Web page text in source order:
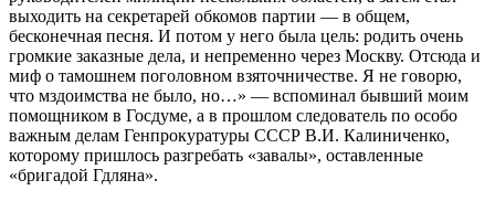
выходить на секретарей обкомов партии — в общем,
бесконечная песня. И потом у него была цель: родить очень
громкие заказные дела, и непременно через Москву. Отсюда и
миф о тамошнем поголовном взяточничестве. Я не говорю,
что мздоимства не было, но…» — вспоминал бывший моим
помощником в Госдуме, а в прошлом следователь по особо
важным делам Генпрокуратуры СССР В.И. Калиниченко,
которому пришлось разгребать «завалы», оставленные
«бригадой Гдляна».